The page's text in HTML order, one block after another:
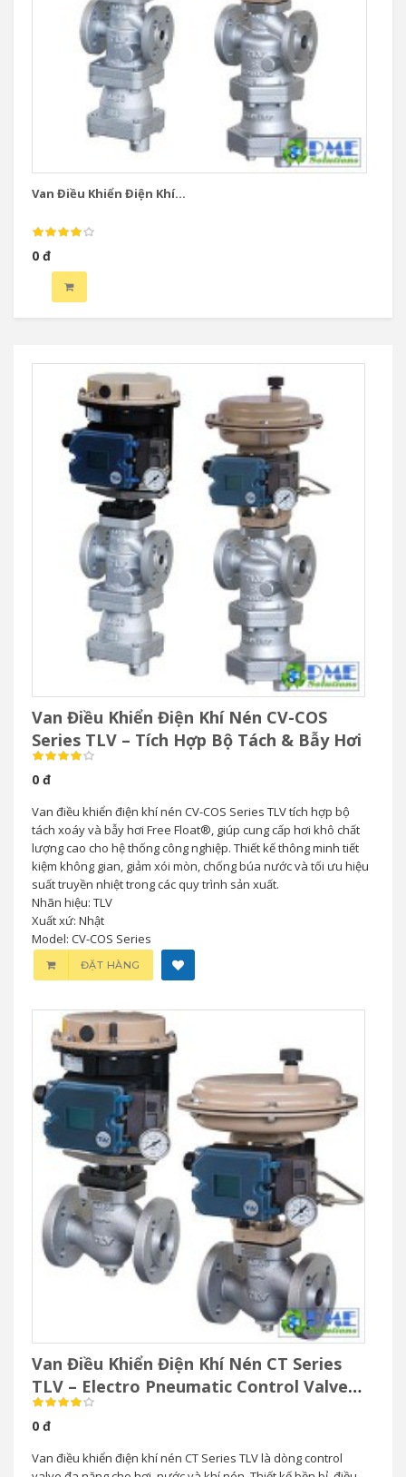
Van Điều Khiển Điện Khí...
0 đ
Van Điều Khiển Điện Khí Nén CV-COS
Series TLV – Tích Hợp Bộ Tách & Bẫy Hơi
0 đ
Van điều khiển điện khí nén CV-COS Series TLV tích hợp bộ
tách xoáy và bẫy hơi Free Float®, giúp cung cấp hơi khô chất
lượng cao cho hệ thống công nghiệp. Thiết kế thông minh tiết
kiệm không gian, giảm xói mòn, chống búa nước và tối ưu hiệu
suất truyền nhiệt trong các quy trình sản xuất.
Nhãn hiệu: TLV
Xuất xứ: Nhật
Model: CV-COS Series
ĐẶT HÀNG
Van Điều Khiển Điện Khí Nén CT Series
TLV – Electro Pneumatic Control Valve
Cho Hơi Nước
0 đ
Van điều khiển điện khí nén CT Series TLV là dòng control